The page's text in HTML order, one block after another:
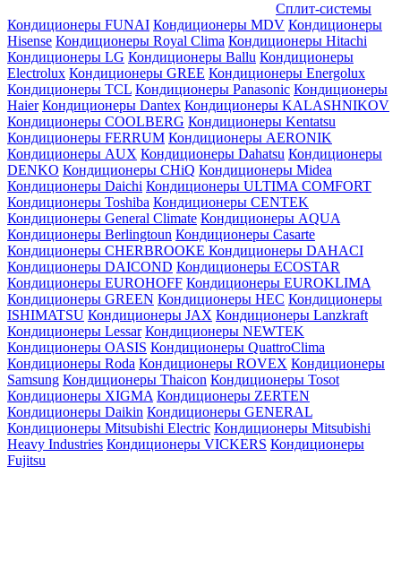
Сплит-системы
Кондиционеры FUNAI Кондиционеры MDV Кондиционеры
Hisense Кондиционеры Royal Clima Кондиционеры Hitachi
Кондиционеры LG Кондиционеры Ballu Кондиционеры
Electrolux Кондиционеры GREE Кондиционеры Energolux
Кондиционеры TCL Кондиционеры Panasonic Кондиционеры
Haier Кондиционеры Dantex Кондиционеры KALASHNIKOV
Кондиционеры СOOLBERG Кондиционеры Kentatsu
Кондиционеры FERRUM Кондиционеры AERONIK
Кондиционеры AUX Кондиционеры Dahatsu Кондиционеры
DENKO Кондиционеры CHiQ Кондиционеры Midea
Кондиционеры Daichi Кондиционеры ULTIMA COMFORT
Кондиционеры Toshiba Кондиционеры CENTEK
Кондиционеры General Climate Кондиционеры AQUA
Кондиционеры Berlingtoun Кондиционеры Casarte
Кондиционеры CHERBROOKE Кондиционеры DAHACI
Кондиционеры DAICOND Кондиционеры ECOSTAR
Кондиционеры EUROHOFF Кондиционеры EUROKLIMA
Кондиционеры GREEN Кондиционеры HEC Кондиционеры
ISHIMATSU Кондиционеры JAX Кондиционеры Lanzkraft
Кондиционеры Lessar Кондиционеры NEWTEK
Кондиционеры OASIS Кондиционеры QuattroClima
Кондиционеры Roda Кондиционеры ROVEX Кондиционеры
Samsung Кондиционеры Thaicon Кондиционеры Tosot
Кондиционеры XIGMA Кондиционеры ZERTEN
Кондиционеры Daikin Кондиционеры GENERAL
Кондиционеры Mitsubishi Electric Кондиционеры Mitsubishi
Heavy Industries Кондиционеры VICKERS Кондиционеры
Fujitsu